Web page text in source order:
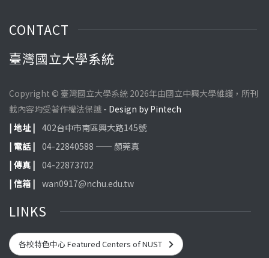
CONTACT
臺灣國立大學系統
Copyright © 臺灣國立大學系統 2026年由國立中興大學維護，所刊
載內容均受著作權法保護 - Design by Pintech
| 地址 | 402台中市南區興大路145號
| 電話 | 04-22840588 —— 顏莞真
| 傳真 | 04-22873702
| 信箱 | wan0917@nchu.edu.tw
LINKS
各校特色中心 Featured Centers of NUST